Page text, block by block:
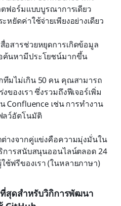
ฟอร์มแบบบูรณาการเดียว
หยัดค่าใช้จ่ายเพียงอย่างเดียว
อสารช่วยหยุดการเกิดข้อมูล
ค้นหามีประโยชน์มากขึ้น
มไม่เกิน 50 คน คุณสามารถ
ของเรา ซึ่งรวมถึงฟีเจอร์เพิ่ม
Confluence เช่น การทำงาน
ลว์อัตโนมัติ
างจากคู่แข่งคือความมุ่งมั่นใน
การสนับสนุนออนไลน์ตลอด 24
ฟรีของเรา (ในหลายภาษา)
สุดสำหรับวิกิการพัฒนา